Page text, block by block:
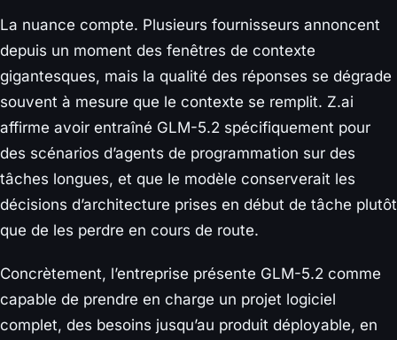
La nuance compte. Plusieurs fournisseurs annoncent
depuis un moment des fenêtres de contexte
gigantesques, mais la qualité des réponses se dégrade
souvent à mesure que le contexte se remplit. Z.ai
affirme avoir entraîné GLM-5.2 spécifiquement pour
des scénarios d’agents de programmation sur des
tâches longues, et que le modèle conserverait les
décisions d’architecture prises en début de tâche plutôt
que de les perdre en cours de route.
Concrètement, l’entreprise présente GLM-5.2 comme
capable de prendre en charge un projet logiciel
complet, des besoins jusqu’au produit déployable, en